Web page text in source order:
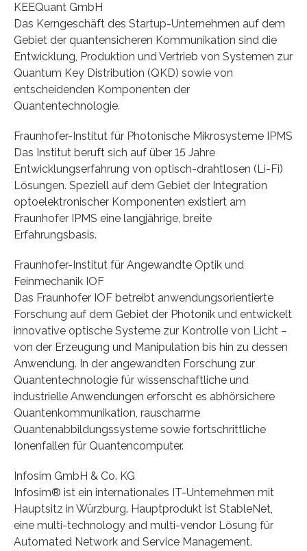
KEEQuant GmbH
Das Kerngeschäft des Startup-Unternehmen auf dem
Gebiet der quantensicheren Kommunikation sind die
Entwicklung, Produktion und Vertrieb von Systemen zur
Quantum Key Distribution (QKD) sowie von
entscheidenden Komponenten der
Quantentechnologie.
Fraunhofer-Institut für Photonische Mikrosysteme IPMS
Das Institut beruft sich auf über 15 Jahre
Entwicklungserfahrung von optisch-drahtlosen (Li-Fi)
Lösungen. Speziell auf dem Gebiet der Integration
optoelektronischer Komponenten existiert am
Fraunhofer IPMS eine langjährige, breite
Erfahrungsbasis.
Fraunhofer-Institut für Angewandte Optik und
Feinmechanik IOF
Das Fraunhofer IOF betreibt anwendungsorientierte
Forschung auf dem Gebiet der Photonik und entwickelt
innovative optische Systeme zur Kontrolle von Licht –
von der Erzeugung und Manipulation bis hin zu dessen
Anwendung. In der angewandten Forschung zur
Quantentechnologie für wissenschaftliche und
industrielle Anwendungen erforscht es abhörsichere
Quantenkommunikation, rauscharme
Quantenabbildungssysteme sowie fortschrittliche
Ionenfallen für Quantencomputer.
Infosim GmbH & Co. KG
Infosim® ist ein internationales IT-Unternehmen mit
Hauptsitz in Würzburg. Hauptprodukt ist StableNet,
eine multi-technology and multi-vendor Lösung für
Automated Network and Service Management.